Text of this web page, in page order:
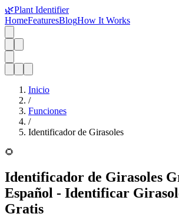
🌿Plant Identifier
HomeFeaturesBlogHow It Works
Inicio
/
Funciones
/
Identificador de Girasoles
🌻
Identificador de Girasoles
Español - Identificar
Gratis